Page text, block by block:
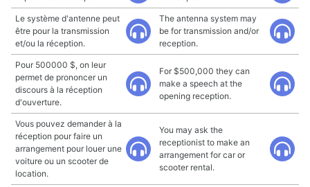
Le système d'antenne peut
être pour la transmission
et/ou la réception.
The antenna system may
be for transmission and/or
reception.
Pour 500000 $, on leur
permet de prononcer un
discours à la réception
d'ouverture.
For $500,000 they can
make a speech at the
opening reception.
Vous pouvez demander à la
réception pour faire un
arrangement pour louer une
voiture ou un scooter de
location.
You may ask the
receptionist to make an
arrangement for car or
scooter rental.